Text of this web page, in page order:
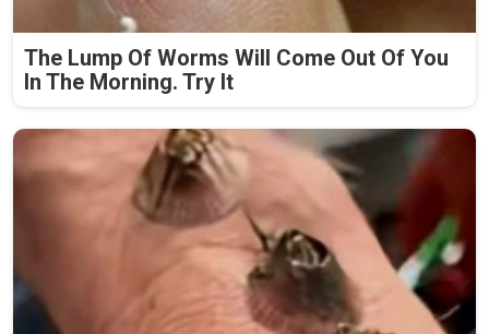
The Lump Of Worms Will Come Out Of You
In The Morning. Try It